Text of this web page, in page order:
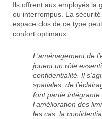
Ils offrent aux employés la
ou interrompus. La
espace clos de ce type
confort optimaux.
L’aménagement de
jouent un rôle
confidentialité. Il
spatiales, de
font partie
l’amélioration des
les cas, la